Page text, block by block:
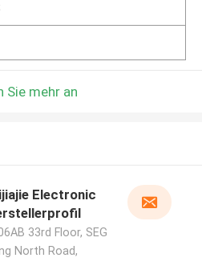
Sie mehr an
Electronic
33rd Floor, SEG
North Road,